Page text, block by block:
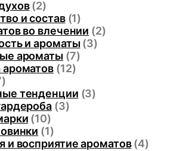
(2)
и состав(1)
во влечении (2)
и ароматы(3)
ароматы(7)
(12)
тенденции (3)
(3)
(10)
(1)
и восприятие ароматов(4)